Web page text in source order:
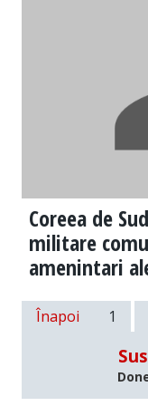
Coreea de
militare
amenintari
Înapoi 1